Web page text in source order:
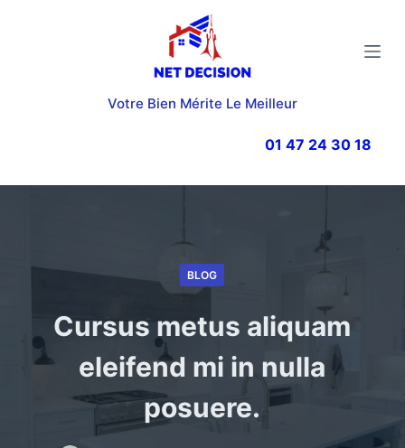
u
Votre Bien Mérite Le Meilleur
01 47 24 30 18
BLOG
Cursus metus aliquam
eleifend mi in nulla
posuere.